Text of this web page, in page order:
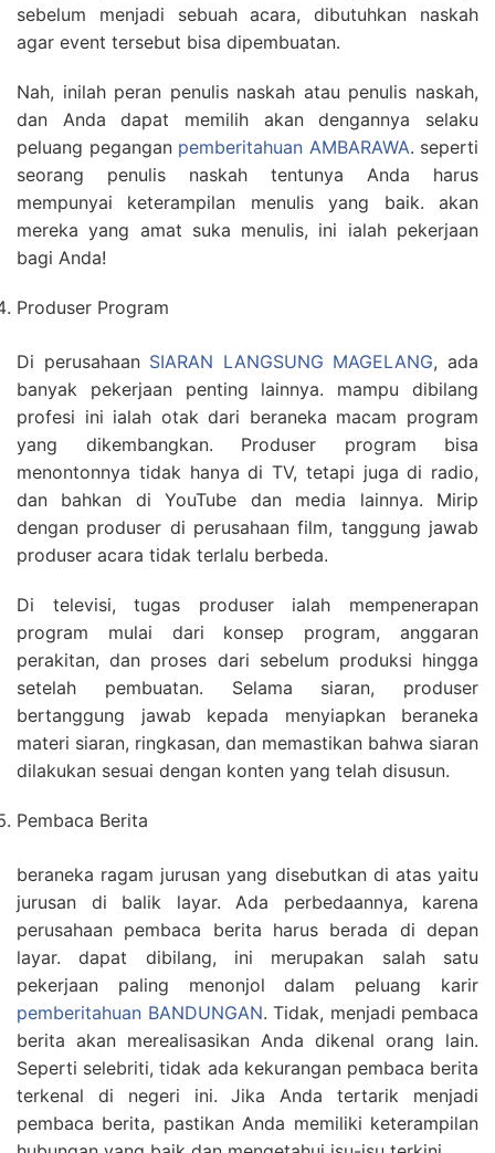
sebelum menjadi sebuah acara, dibutuhkan naskah
agar event tersebut bisa dipembuatan.
Nah, inilah peran penulis naskah atau penulis naskah,
dan Anda dapat memilih akan dengannya selaku
peluang pegangan pemberitahuan AMBARAWA. seperti
seorang penulis naskah tentunya Anda harus
mempunyai keterampilan menulis yang baik. akan
mereka yang amat suka menulis, ini ialah pekerjaan
bagi Anda!
Produser Program
Di perusahaan SIARAN LANGSUNG MAGELANG, ada
banyak pekerjaan penting lainnya. mampu dibilang
profesi ini ialah otak dari beraneka macam program
yang dikembangkan. Produser program bisa
menontonnya tidak hanya di TV, tetapi juga di radio,
dan bahkan di YouTube dan media lainnya. Mirip
dengan produser di perusahaan film, tanggung jawab
produser acara tidak terlalu berbeda.
Di televisi, tugas produser ialah mempenerapan
program mulai dari konsep program, anggaran
perakitan, dan proses dari sebelum produksi hingga
setelah pembuatan. Selama siaran, produser
bertanggung jawab kepada menyiapkan beraneka
materi siaran, ringkasan, dan memastikan bahwa siaran
dilakukan sesuai dengan konten yang telah disusun.
Pembaca Berita
beraneka ragam jurusan yang disebutkan di atas yaitu
jurusan di balik layar. Ada perbedaannya, karena
perusahaan pembaca berita harus berada di depan
layar. dapat dibilang, ini merupakan salah satu
pekerjaan paling menonjol dalam peluang karir
pemberitahuan BANDUNGAN. Tidak, menjadi pembaca
berita akan merealisasikan Anda dikenal orang lain.
Seperti selebriti, tidak ada kekurangan pembaca berita
terkenal di negeri ini. Jika Anda tertarik menjadi
pembaca berita, pastikan Anda memiliki keterampilan